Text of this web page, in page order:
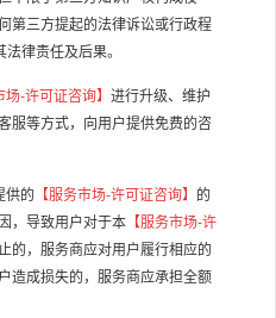
第三方提起的法律诉讼或行政程
律责任及后果。
场-许可证咨询】 进行升级、维护
服等方式，向用户提供免费的咨
供的 【服务市场-许可证咨询】 的
，导致用户对于本 【服务市场-许
的，服务商应对用户履行相应的
造成损失的，服务商应承担全额